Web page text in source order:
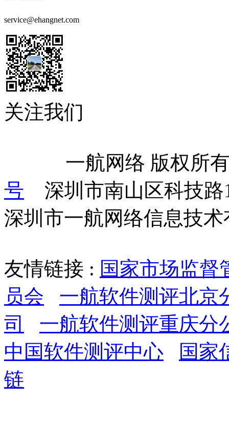
service@ehangnet.com
关注我们
一航网络 版
号
深圳市南山区科技
深圳市一航网络信息技
友情链接 : 国家市场监督
员会
一航软件测评北京
司
一航软件测评重庆分
中国软件测评中心
国家
链